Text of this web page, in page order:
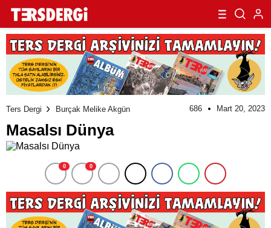
Ters Dergi Burçak Melike Akgün 686 Mart 20, 2023
Masalsı Dünya
0 0